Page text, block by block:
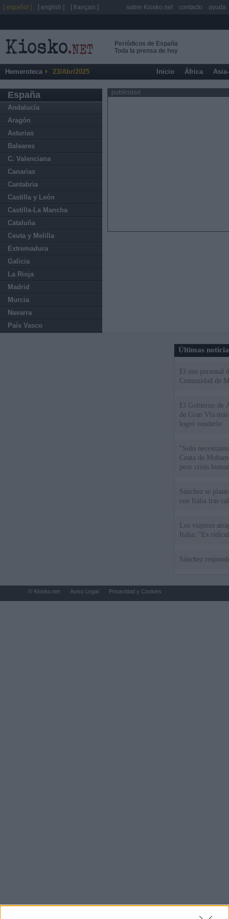
Periódicos de España
Toda la prensa de hoy
Hemeroteca 23/Abr/2025 Inicio África
España
Andalucía
Aragón
Asturias
Baleares
C. Valenciana
Canarias
Cantabria
Castilla y León
Castilla-La Mancha
Cataluña
Ceuta y Melilla
Extremadura
Galicia
La Rioja
Madrid
Murcia
Navarra
País Vasco
publicidad
Últimas
El uso personal
Comunidad de
El Gobierno de
de Gran Vía
logró venderlo
"Solo
Ceuta de
peor crisis
Sánchez se
con Italia tras
Los viajeros
Italia: “Es
Sánchez
[ español ] [ english ] [ français ] sobre Kiosko.net contacto ayuda
© Kiosko.net Aviso Legal Privacidad y Cookies